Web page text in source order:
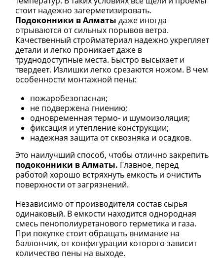
стоит надежно загерметизировать.
Подоконники в Алматы даже иногда
отрываются от сильных порывов ветра.
Качественный стройматериал надежно укрепляет
детали и легко проникает даже в
труднодоступные места. Быстро высыхает и
твердеет. Излишки легко срезаются ножом. В чем
особенности монтажной пены:
пожаробезопасная;
не подвержена гниению;
одновременная термо- и шумоизоляция;
фиксация и утепление конструкции;
надежная защита от сквозняка и осадков.
Это наилучший способ, чтобы отлично закрепить
подоконники в Алматы. Главное, перед
работой хорошо встряхнуть емкость и очистить
поверхности от загрязнений.
Независимо от производителя состав сырья
одинаковый. В емкости находится однородная
смесь пенополиуретанового герметика и газа.
При покупке стоит обращать внимание на
баллончик, от конфигурации которого зависит
количество пены на выходе.